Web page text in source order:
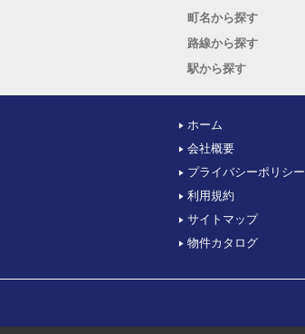
町名から探す
路線から探す
駅から探す
ホーム
会社概要
プライバシーポリシー
利用規約
サイトマップ
物件カタログ